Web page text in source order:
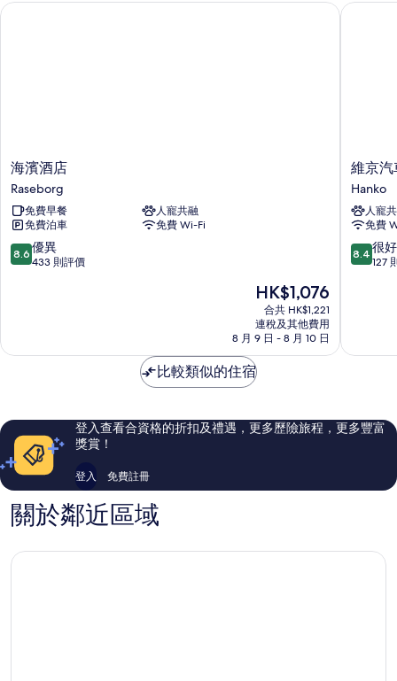
片
海
濱
酒
店
Raseborg
海濱酒店
Raseborg
免費早餐
人寵共融
免費泊車
免費 Wi-Fi
8.6
分
優
評
價
評
8.6 優異
433 則評價
現
售
HK$1,076
HK$1,076
合共 HK$1,221
連稅及其他費用
8 月 9 日 - 8 月 10 日
海濱酒店
維
京
汽
車
旅
館
Hanko
維京汽
Hanko
人寵
免費
8.4
分
很
評
價
8.4 很好
127
維京汽
比較類似的住宿
登入查看合資格的折扣及禮遇，更多歷險旅程，更多豐富
獎賞！
登入 免費註冊
關於鄰近區域